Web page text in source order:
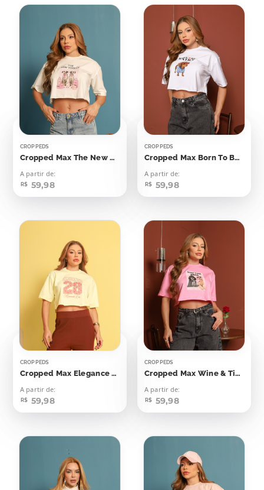
CROPPEDS
Cropped Max The New Yorker Dálmatas
A partir de:
R$ 59,98
CROPPEDS
Cropped Max Born To Be Extra
A partir de:
R$ 59,98
CROPPEDS
Cropped Max Elegance 28
A partir de:
R$ 59,98
CROPPEDS
Cropped Max Wine & Time Chill Cachorrinhos
A partir de:
R$ 59,98